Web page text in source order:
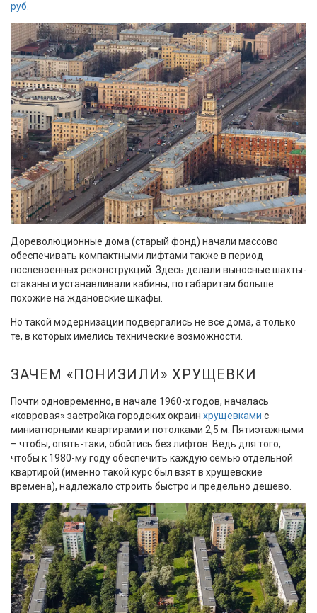
руб.
Дореволюционные дома (старый фонд) начали массово
обеспечивать компактными лифтами также в период
послевоенных реконструкций. Здесь делали выносные шахты-
стаканы и устанавливали кабины, по габаритам больше
похожие на ждановские шкафы.
Но такой модернизации подвергались не все дома, а только
те, в которых имелись технические возможности.
ЗАЧЕМ «ПОНИЗИЛИ» ХРУЩЕВКИ
Почти одновременно, в начале 1960-х годов, началась
«ковровая» застройка городских окраин хрущевками с
миниатюрными квартирами и потолками 2,5 м. Пятиэтажными
– чтобы, опять-таки, обойтись без лифтов. Ведь для того,
чтобы к 1980-му году обеспечить каждую семью отдельной
квартирой (именно такой курс был взят в хрущевские
времена), надлежало строить быстро и предельно дешево.